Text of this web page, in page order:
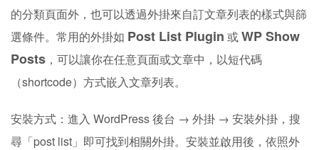
的分類頁面外，也可以透過外掛來自訂文章列表的樣式與篩
選條件。常用的外掛如 Post List Plugin 或WP Show
Posts ，可以讓你在任意頁面或文章中，以短代碼
（shortcode）方式嵌入文章列表。
安裝方式：進入 WordPress 後台 → 外掛 → 安裝外掛，搜
尋「post list」即可找到相關外掛。安裝並啟用後，依照外